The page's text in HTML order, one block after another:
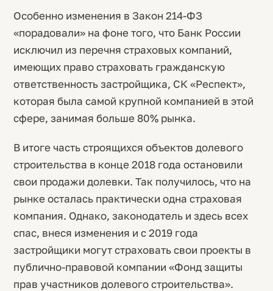
Особенно изменения в Закон 214-ФЗ
«порадовали» на фоне того, что Банк России
исключил из перечня страховых компаний,
имеющих право страховать гражданскую
ответственность застройщика, СК «Респект»,
которая была самой крупной компанией в этой
сфере, занимая больше 80% рынка.
В итоге часть строящихся объектов долевого
строительства в конце 2018 года остановили
свои продажи долевки. Так получилось, что на
рынке осталась практически одна страховая
компания. Однако, законодатель и здесь всех
спас, внеся изменения и с 2019 года
застройщики могут страховать свои проекты в
публично-правовой компании «Фонд защиты
прав участников долевого строительства».